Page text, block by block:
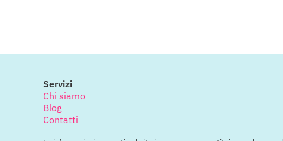
Servizi
Chi siamo
Blog
Contatti